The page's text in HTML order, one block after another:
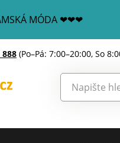
MÓDA ❤❤❤
888 (Po–Pá: 7:00–20:00, So